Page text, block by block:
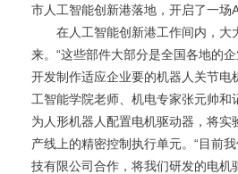
市人工智能创新港落地，开启了一场
在人工智能创新港工作间内，大
来。“这些部件大部分是全国各地的
开发制作适应企业要的机器人关节电
工智能学院老师、机电专家张元帅和
为人形机器人配置电机驱动器，将实
产线上的精密控制执行单元。“目前
技有限公司合作，将我们研发的电机